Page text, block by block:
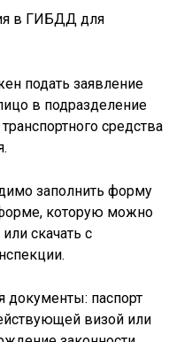
подать заявление
в подразделение
средства
заполнить форму
которую можно
скачать с
паспорт
визой или